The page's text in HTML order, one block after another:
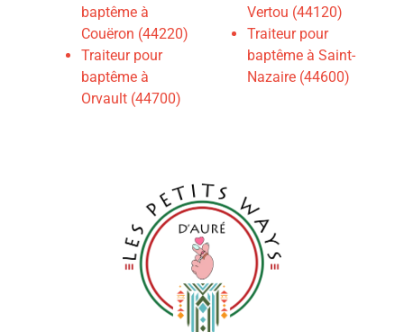
baptême à
Couëron (44220)
Traiteur pour
baptême à
Orvault (44700)
Vertou (44120)
Traiteur pour
baptême à Saint-
Nazaire (44600)